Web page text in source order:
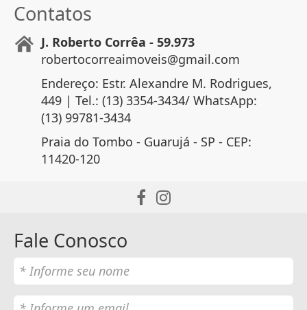
Contatos
J. Roberto Corrêa - 59.973
robertocorreaimoveis@gmail.com
Endereço: Estr. Alexandre M. Rodrigues,
449 | Tel.: (13) 3354-3434/ WhatsApp:
(13) 99781-3434
Praia do Tombo - Guarujá - SP - CEP:
11420-120
Fale Conosco